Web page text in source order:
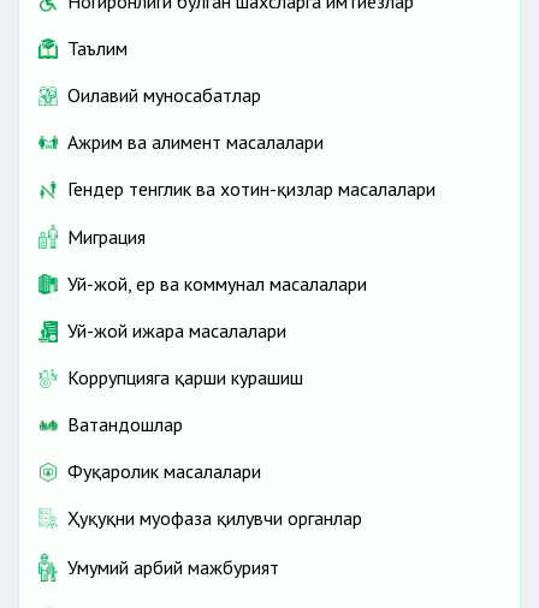
Таълим
Оилавий муносабатлар
Ажрим ва алимент масалалари
Гендер тенглик ва хотин-қизлар масалалари
Миграция
Уй-жой, ер ва коммунал масалалари
Уй-жой ижара масалалари
Коррупцияга қарши курашиш
Ватандошлар
Фуқаролик масалалари
Ҳуқуқни муҳофаза қилувчи органлар
Умумий ҳарбий мажбурият